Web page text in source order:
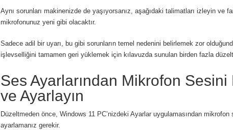
Aynı sorunları makinenizde de yaşıyorsanız, aşağıdaki talimatları izleyin ve
mikrofonunuz yeni gibi olacaktır.
Sadece adil bir uyarı, bu gibi sorunların temel nedenini belirlemek zor
işlevselliğini tamamen geri yüklemek için kılavuzda sunulan birden fazla
Ses Ayarlarından Mikrofon
ve Ayarlayın
Düzeltmeden önce, Windows 11 PC’nizdeki Ayarlar uygulamasından
ayarlamanız gerekir.